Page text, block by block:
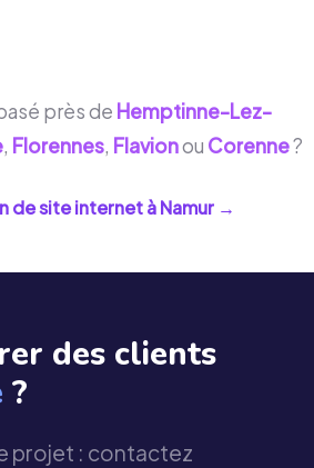
près de Hemptinne-Lez-
, Florennes, Flavionou Corenne?
de site internet àNamur →
des clients
?
projet : contactez